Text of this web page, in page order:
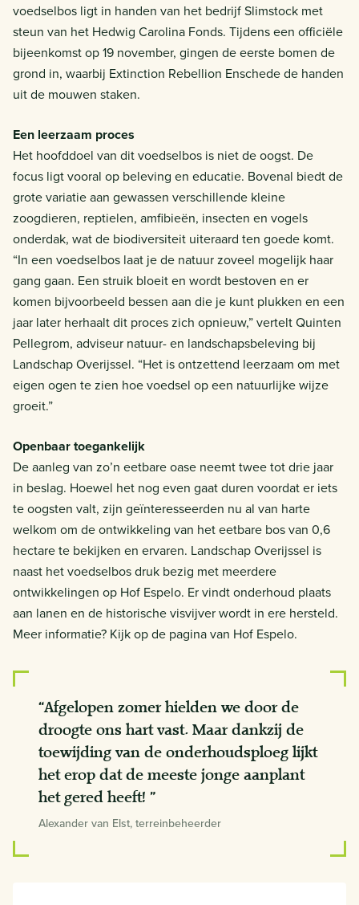
voedselbos ligt in handen van het bedrijf Slimstock met
steun van het Hedwig Carolina Fonds. Tijdens een officiële
bijeenkomst op 19 november, gingen de eerste bomen de
grond in, waarbij Extinction Rebellion Enschede de handen
uit de mouwen staken.
Een leerzaam proces
Het hoofddoel van dit voedselbos is niet de oogst. De
focus ligt vooral op beleving en educatie. Bovenal biedt de
grote variatie aan gewassen verschillende kleine
zoogdieren, reptielen, amfibieën, insecten en vogels
onderdak, wat de biodiversiteit uiteraard ten goede komt.
“In een voedselbos laat je de natuur zoveel mogelijk haar
gang gaan. Een struik bloeit en wordt bestoven en er
komen bijvoorbeeld bessen aan die je kunt plukken en een
jaar later herhaalt dit proces zich opnieuw,” vertelt Quinten
Pellegrom, adviseur natuur- en landschapsbeleving bij
Landschap Overijssel. “Het is ontzettend leerzaam om met
eigen ogen te zien hoe voedsel op een natuurlijke wijze
groeit.”
Openbaar toegankelijk
De aanleg van zo’n eetbare oase neemt twee tot drie jaar
in beslag. Hoewel het nog even gaat duren voordat er iets
te oogsten valt, zijn geïnteresseerden nu al van harte
welkom om de ontwikkeling van het eetbare bos van 0,6
hectare te bekijken en ervaren. Landschap Overijssel is
naast het voedselbos druk bezig met meerdere
ontwikkelingen op Hof Espelo. Er vindt onderhoud plaats
aan lanen en de historische visvijver wordt in ere hersteld.
Meer informatie? Kijk op de pagina van Hof Espelo.
“Afgelopen zomer hielden we door de
droogte ons hart vast. Maar dankzij de
toewijding van de onderhoudsploeg lijkt
het erop dat de meeste jonge aanplant
het gered heeft! ”
Alexander van Elst, terreinbeheerder